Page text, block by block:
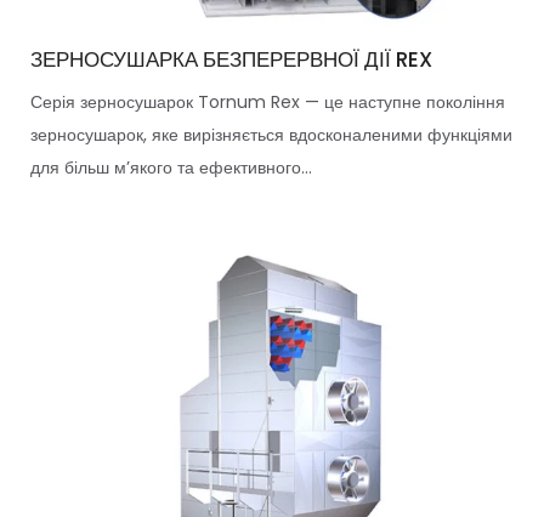
ЗЕРНОСУШАРКА БЕЗПЕРЕРВНОЇ ДІЇ REX
Серія зерносушарок Tornum Rex — це наступне покоління
зерносушарок, яке вирізняється вдосконаленими функціями
для більш м’якого та ефективного...